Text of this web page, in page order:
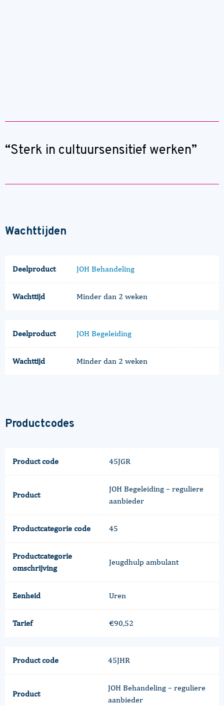
“Sterk in cultuursensitief werken”
Wachttijden
Deelproduct JOH Behandeling
Wachttijd Minder dan 2 weken
Deelproduct JOH Begeleiding
Wachttijd Minder dan 2 weken
Productcodes
Product code 45JGR
Product
JOH Begeleiding – reguliere
aanbieder
Productcategorie code 45
Productcategorie
omschrijving
Jeugdhulp ambulant
Eenheid Uren
Tarief €90,52
Product code 45JHR
Product
JOH Behandeling – reguliere
aanbieder